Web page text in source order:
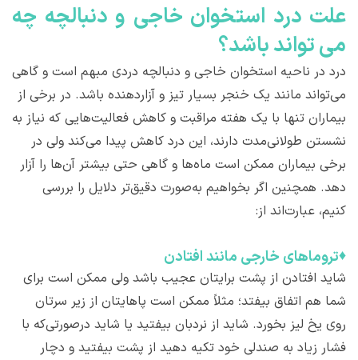
علت درد استخوان خاجی و دنبالچه چه
می تواند باشد؟
درد در ناحیه استخوان خاجی و دنبالچه دردی مبهم است و گاهی
می‌تواند مانند یک خنجر بسیار تیز و آزاردهنده باشد. در برخی از
بیماران تنها با یک هفته مراقبت و کاهش فعالیت‌هایی که نیاز به
نشستن طولانی‌مدت دارند، این درد کاهش پیدا می‌کند ولی در
برخی بیماران ممکن است ماه‌ها و گاهی حتی بیشتر آن‌ها را آزار
دهد. همچنین اگر بخواهیم به‌صورت دقیق‌تر دلایل را بررسی
کنیم، عبارت‌اند از:
♦تروماهای خارجی مانند افتادن
شاید افتادن از پشت برایتان عجیب باشد ولی ممکن است برای
شما هم اتفاق بیفتد؛ مثلاً ممکن است پاهایتان از زیر سرتان
روی یخ لیز بخورد. شاید از نردبان بیفتید یا شاید درصورتی‌که با
فشار زیاد به صندلی خود تکیه دهید از پشت بیفتید و دچار